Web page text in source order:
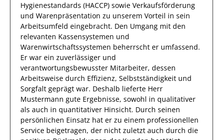
Hygienestandards (HACCP) sowie Verkaufsförderung
und Warenpräsentation zu unserem Vorteil in sein
Arbeitsumfeld eingebracht. Den Umgang mit den
relevanten Kassensystemen und
Warenwirtschaftssystemen beherrscht er umfassend.
Er war ein zuverlässiger und
verantwortungsbewusster Mitarbeiter, dessen
Arbeitsweise durch Effizienz, Selbstständigkeit und
Sorgfalt geprägt war. Deshalb lieferte Herr
Mustermann gute Ergebnisse, sowohl in qualitativer
als auch in quantitativer Hinsicht. Durch seinen
persönlichen Einsatz hat er zu einem professionellen
Service beigetragen, der nicht zuletzt auch durch die